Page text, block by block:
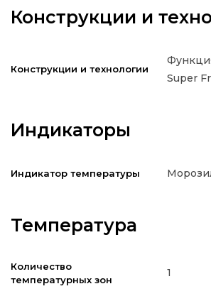
Конструкции и
Конструкции и технологии
Super
Индикаторы
Индикатор температуры
Температура
Количество
температурных зон
1